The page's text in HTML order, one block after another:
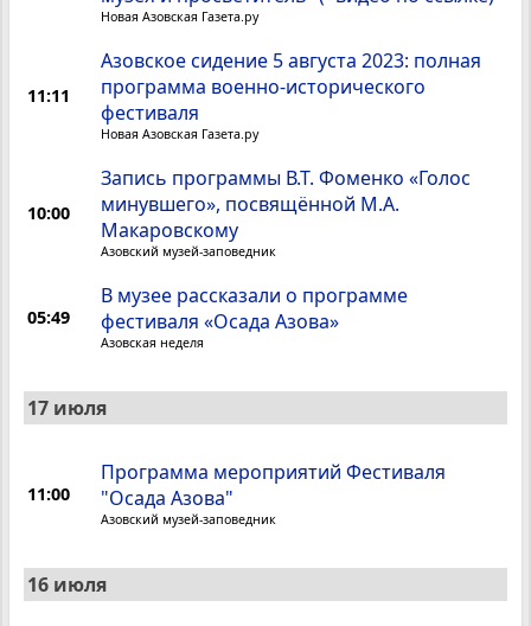
Новая Азовская Газета.ру
11:11
Азовское сидение 5 августа 2023: полная
программа военно-исторического
фестиваля
Новая Азовская Газета.ру
10:00
Запись программы В.Т. Фоменко «Голос
минувшего», посвящённой М.А.
Макаровскому
Азовский музей-заповедник
05:49
В музее рассказали о программе
фестиваля «Осада Азова»
Азовская неделя
17 июля
11:00
Программа мероприятий Фестиваля
"Осада Азова"
Азовский музей-заповедник
16 июля